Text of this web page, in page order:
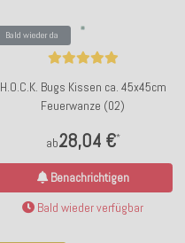
Bald wieder da
H.O.C.K. Bugs Kissen ca. 45x45cm
Feuerwanze (02)
ab28,04 €*
Benachrichtigen
Bald wieder verfügbar